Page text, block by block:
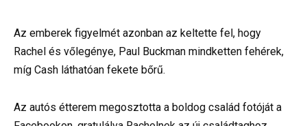
Az emberek figyelmét azonban az keltette fel, hogy
Rachel és vőlegénye, Paul Buckman mindketten fehérek,
míg Cash láthatóan fekete bőrű.
Az autós étterem megosztotta a boldog család fotóját a